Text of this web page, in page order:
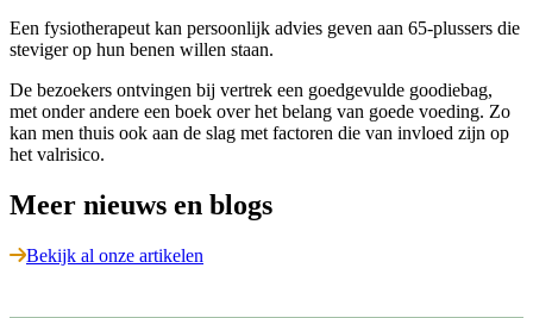
Een fysiotherapeut kan persoonlijk advies geven aan 65-plussers die
steviger op hun benen willen staan.
De bezoekers ontvingen bij vertrek een goedgevulde goodiebag,
met onder andere een boek over het belang van goede voeding. Zo
kan men thuis ook aan de slag met factoren die van invloed zijn op
het valrisico.
Meer nieuws en blogs
Bekijk al onze artikelen